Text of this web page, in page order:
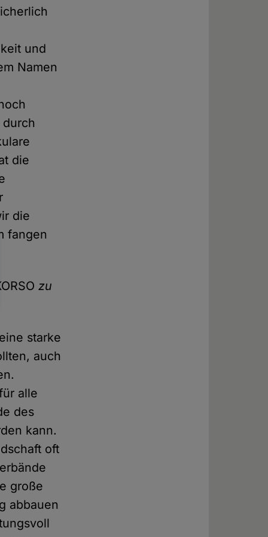
und
Namen
die
die
fangen
zu
starke
auch
alle
des
kann.
oft
große
abbauen